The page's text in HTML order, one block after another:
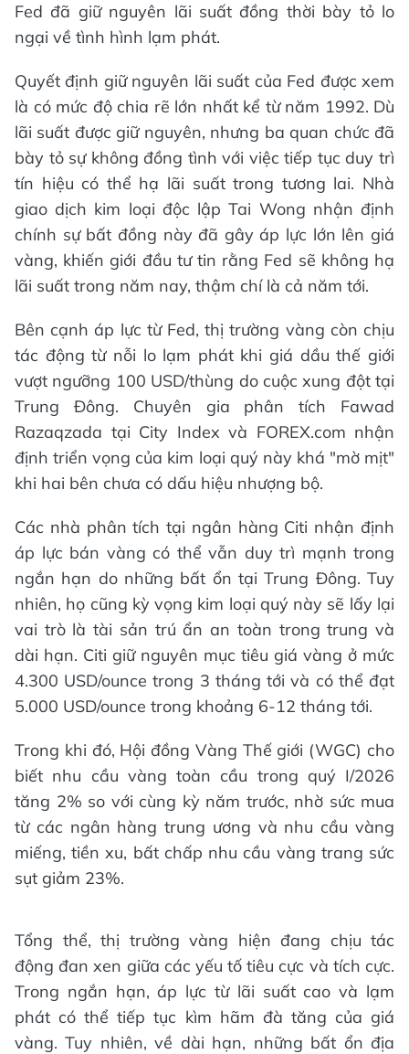
Fed đã giữ nguyên lãi suất đồng thời bày tỏ lo
ngại về tình hình lạm phát.
Quyết định giữ nguyên lãi suất của Fed được xem
là có mức độ chia rẽ lớn nhất kể từ năm 1992. Dù
lãi suất được giữ nguyên, nhưng ba quan chức đã
bày tỏ sự không đồng tình với việc tiếp tục duy trì
tín hiệu có thể hạ lãi suất trong tương lai. Nhà
giao dịch kim loại độc lập Tai Wong nhận định
chính sự bất đồng này đã gây áp lực lớn lên giá
vàng, khiến giới đầu tư tin rằng Fed sẽ không hạ
lãi suất trong năm nay, thậm chí là cả năm tới.
Bên cạnh áp lực từ Fed, thị trường vàng còn chịu
tác động từ nỗi lo lạm phát khi giá dầu thế giới
vượt ngưỡng 100 USD/thùng do cuộc xung đột tại
Trung Đông. Chuyên gia phân tích Fawad
Razaqzada tại City Index và FOREX.com nhận
định triển vọng của kim loại quý này khá "mờ mịt"
khi hai bên chưa có dấu hiệu nhượng bộ.
Các nhà phân tích tại ngân hàng Citi nhận định
áp lực bán vàng có thể vẫn duy trì mạnh trong
ngắn hạn do những bất ổn tại Trung Đông. Tuy
nhiên, họ cũng kỳ vọng kim loại quý này sẽ lấy lại
vai trò là tài sản trú ẩn an toàn trong trung và
dài hạn. Citi giữ nguyên mục tiêu giá vàng ở mức
4.300 USD/ounce trong 3 tháng tới và có thể đạt
5.000 USD/ounce trong khoảng 6-12 tháng tới.
Trong khi đó, Hội đồng Vàng Thế giới (WGC) cho
biết nhu cầu vàng toàn cầu trong quý I/2026
tăng 2% so với cùng kỳ năm trước, nhờ sức mua
từ các ngân hàng trung ương và nhu cầu vàng
miếng, tiền xu, bất chấp nhu cầu vàng trang sức
sụt giảm 23%.
Tổng thể, thị trường vàng hiện đang chịu tác
động đan xen giữa các yếu tố tiêu cực và tích cực.
Trong ngắn hạn, áp lực từ lãi suất cao và lạm
phát có thể tiếp tục kìm hãm đà tăng của giá
vàng. Tuy nhiên, về dài hạn, những bất ổn địa